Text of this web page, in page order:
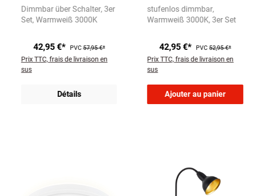
LED 5,5W 470lm nickel
mat
Dimmbar über Schalter 3er
Set Warmweiß 3000K
42,95 €* PVC57,95 €*
Prix TTC, frais de livraison en
sus
Détails
cm 3x 5W 460lm blanc
stufenlos dimmbar
Warmweiß 3000K 3er Set
42,95 €* PVC52,95 €*
Prix TTC, frais de livraison en
sus
Ajouter au panier